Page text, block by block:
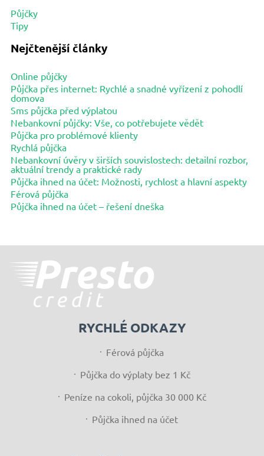
Půjčky
Tipy
Nejčtenější články
Online půjčky
Půjčka přes internet: Rychlé a snadné vyřízení z pohodlí
domova
Sms půjčka před výplatou
Nebankovní půjčky: Vše, co potřebujete vědět
Půjčka pro problémové klienty
Rychlá půjčka
Nebankovní úvěry v širších souvislostech: detailní rozbor,
aktuální trendy a praktické rady
Půjčka ihned na účet: Možnosti, rychlost a hlavní aspekty
Férová půjčka
Půjčka ihned na účet – řešení dneška
RYCHLÉ ODKAZY
Férová půjčka
Půjčka do výplaty bez 1 Kč
Peníze na cokoli, půjčka 30 000 Kč
Půjčka ihned na účet